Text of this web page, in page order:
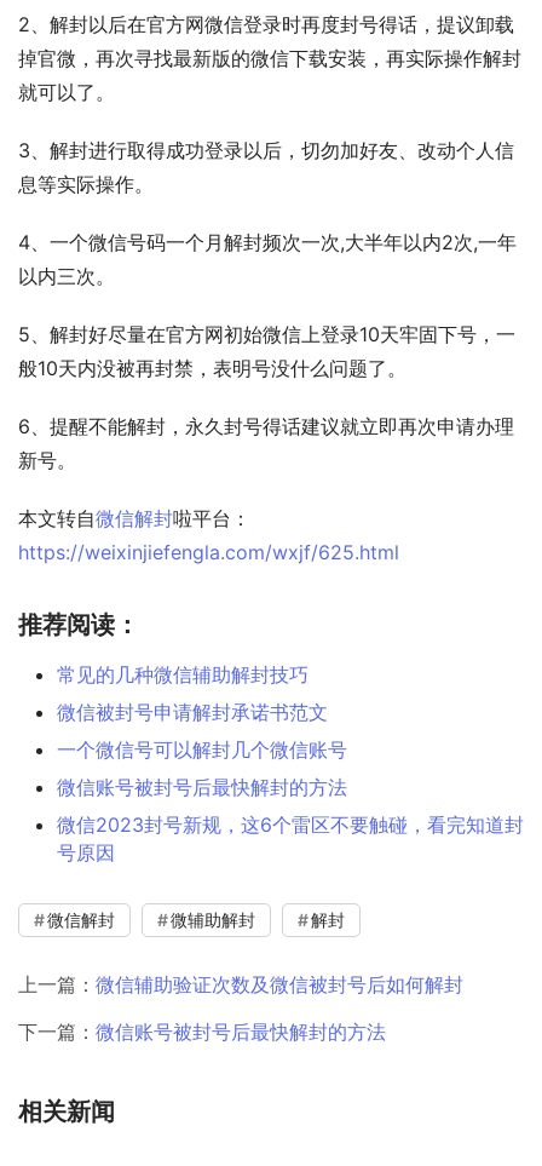
2、解封以后在官方网微信登录时再度封号得话，提议卸载
掉官微，再次寻找最新版的微信下载安装，再实际操作解封
就可以了。
3、解封进行取得成功登录以后，切勿加好友、改动个人信
息等实际操作。
4、一个微信号码一个月解封频次一次,大半年以内2次,一年
以内三次。
5、解封好尽量在官方网初始微信上登录10天牢固下号，一
般10天内没被再封禁，表明号没什么问题了。
6、提醒不能解封，永久封号得话建议就立即再次申请办理
新号。
本文转自微信解封啦平台：
https://weixinjiefengla.com/wxjf/625.html
推荐阅读：
常见的几种微信辅助解封技巧
微信被封号申请解封承诺书范文
一个微信号可以解封几个微信账号
微信账号被封号后最快解封的方法
微信2023封号新规，这6个雷区不要触碰，看完知道封
号原因
微信解封 微辅助解封 解封
上一篇： 微信辅助验证次数及微信被封号后如何解封
下一篇： 微信账号被封号后最快解封的方法
相关新闻